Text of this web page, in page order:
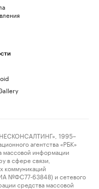
1995–
агентства «РБК»
массовой информации
в сфере связи,
коммуникаций
№ФС77-63848) и сетевого
средства массовой